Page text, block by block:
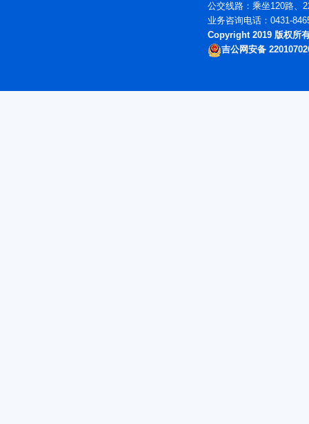
公交线路：乘坐120路、
业务咨询电话：0431-
Copyright 2019 版权所
吉公网安备